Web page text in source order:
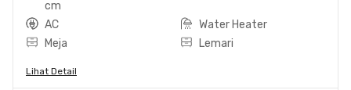
cm
AC
Water Heater
Meja
Lemari
Lihat Detail